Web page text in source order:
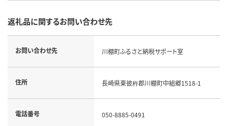
返礼品に関するお問い合わせ先
お問い合わせ先 川棚町ふるさと納税サポート室
住所 長崎県東彼杵郡川棚町中組郷1518-1
電話番号 050-8885-0491